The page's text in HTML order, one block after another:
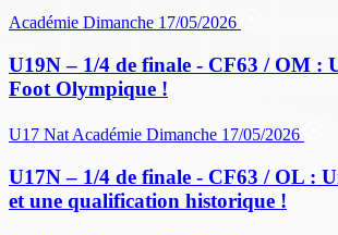
Académie Dimanche 17/05/2026
U19N – 1/4 de finale - CF63 / OM :
Foot Olympique !
U17 Nat Académie Dimanche 17/05/2026
U17N – 1/4 de finale - CF63 / OL :
et une qualification historique !